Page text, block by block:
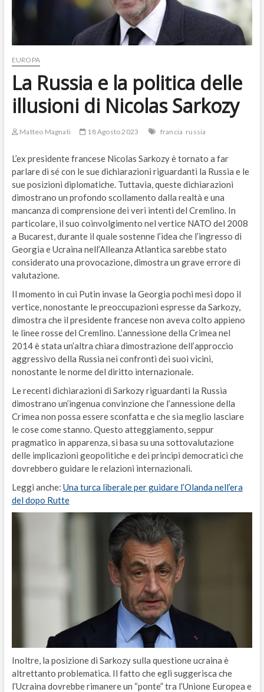
EUROPA
La Russia e la politica delle
illusioni di Nicolas Sarkozy
Matteo Magnati 18 Agosto 2023 francia russia
L’ex presidente francese Nicolas Sarkozy è tornato a far
parlare di sé con le sue dichiarazioni riguardanti la Russia e le
sue posizioni diplomatiche. Tuttavia, queste dichiarazioni
dimostrano un profondo scollamento dalla realtà e una
mancanza di comprensione dei veri intenti del Cremlino. In
particolare, il suo coinvolgimento nel vertice NATO del 2008
a Bucarest, durante il quale sostenne l’idea che l’ingresso di
Georgia e Ucraina nell’Alleanza Atlantica sarebbe stato
considerato una provocazione, dimostra un grave errore di
valutazione.
Il momento in cui Putin invase la Georgia pochi mesi dopo il
vertice, nonostante le preoccupazioni espresse da Sarkozy,
dimostra che il presidente francese non aveva colto appieno
le linee rosse del Cremlino. L’annessione della Crimea nel
2014 è stata un’altra chiara dimostrazione dell’approccio
aggressivo della Russia nei confronti dei suoi vicini,
nonostante le norme del diritto internazionale.
Le recenti dichiarazioni di Sarkozy riguardanti la Russia
dimostrano un’ingenua convinzione che l’annessione della
Crimea non possa essere sconfatta e che sia meglio lasciare
le cose come stanno. Questo atteggiamento, seppur
pragmatico in apparenza, si basa su una sottovalutazione
delle implicazioni geopolitiche e dei principi democratici che
dovrebbero guidare le relazioni internazionali.
Leggi anche: Una turca liberale per guidare l’Olanda nell’era
del dopo Rutte
Inoltre, la posizione di Sarkozy sulla questione ucraina è
altrettanto problematica. Il fatto che egli suggerisca che
l’Ucraina dovrebbe rimanere un “ponte” tra l’Unione Europea e